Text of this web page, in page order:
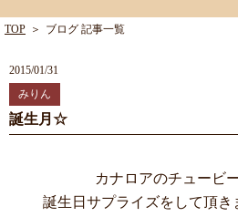
TOP ＞ ブログ 記事一覧
2015/01/31
みりん
誕生月☆
カナロアのチュービ
誕生日サプライズをして頂